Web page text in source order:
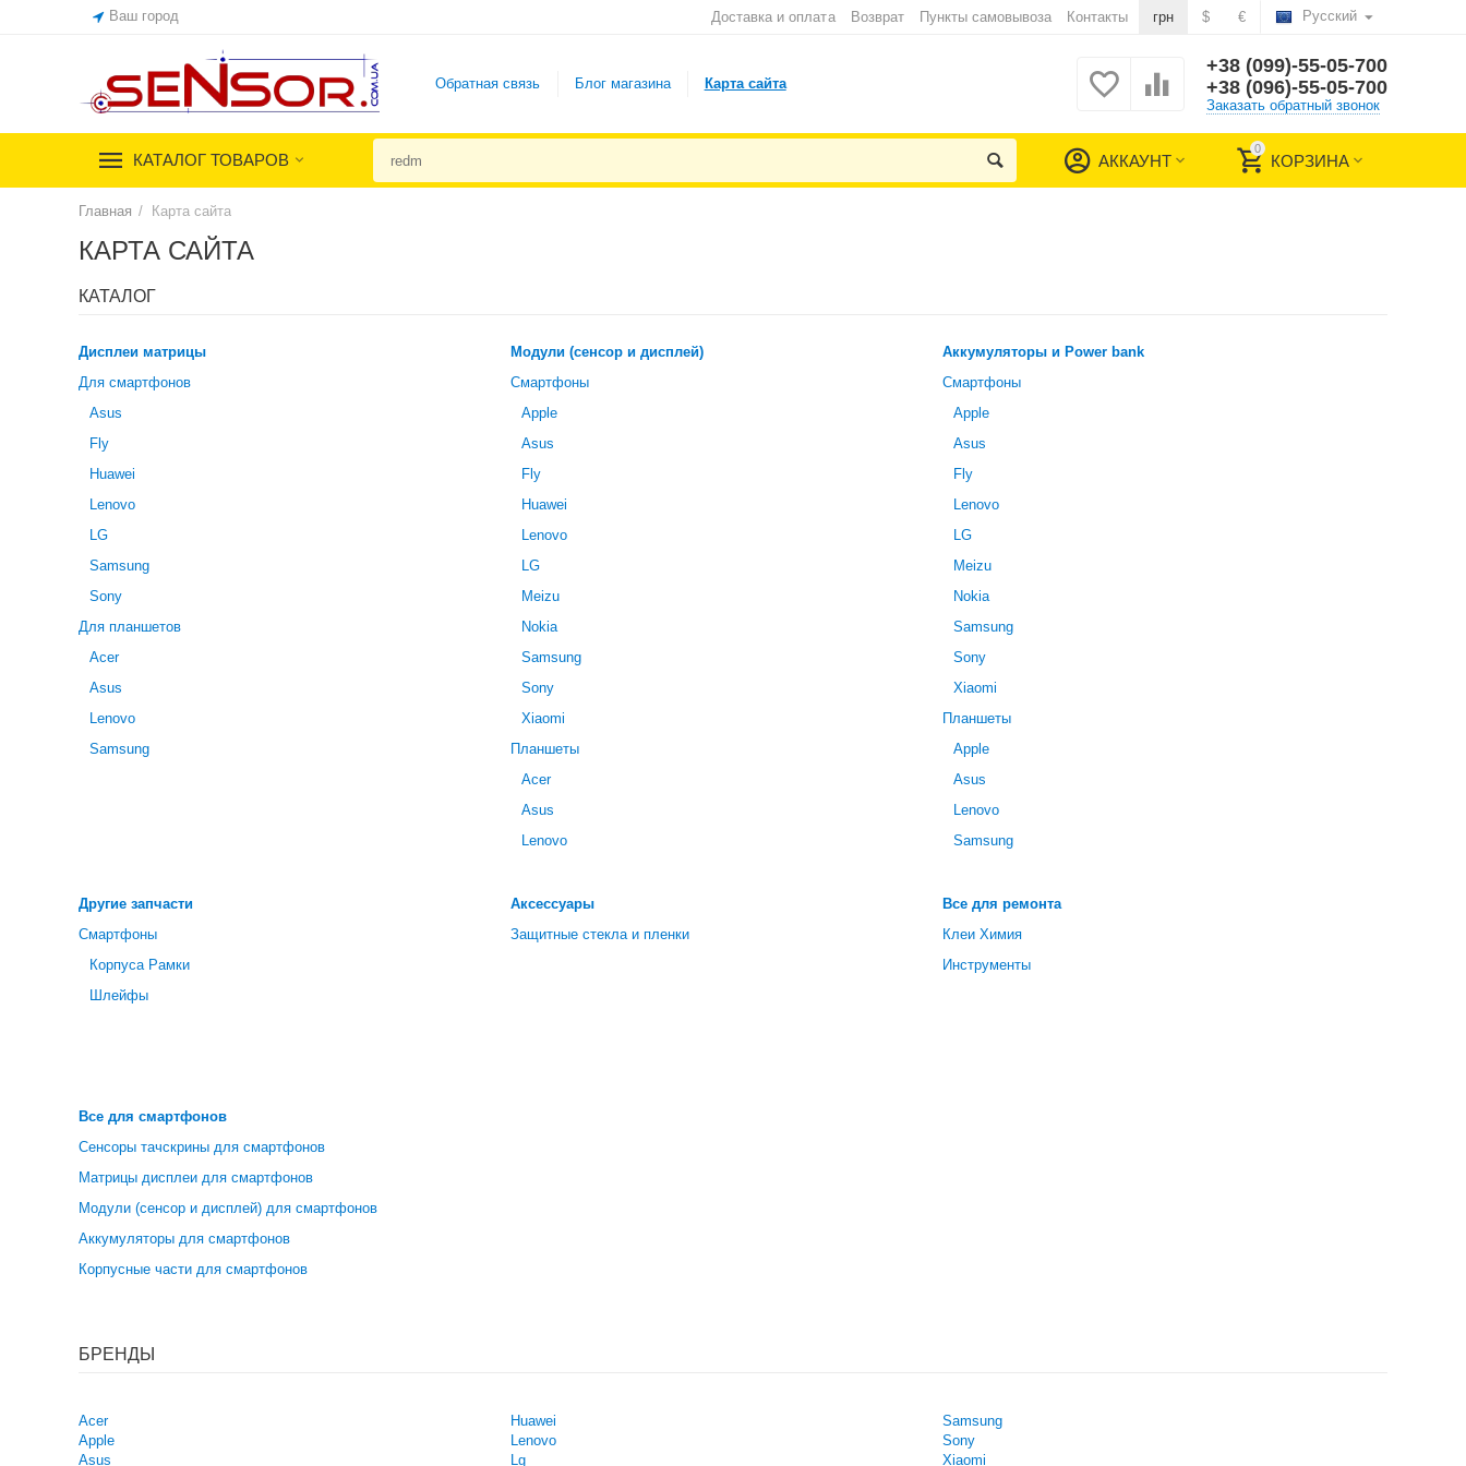
Ваш город Русский
грн $ €
Доставка и оплата Возврат Пункты самовывоза Контакты
Обратная связь Блог магазина Карта сайта
+38 (099)-55-05-700
+38 (096)-55-05-700
Заказать обратный звонок
КАТАЛОГ ТОВАРОВ
0
КОРЗИНА
АККАУНТ
Главная / Карта сайта
КАРТА САЙТА
КАТАЛОГ
Дисплеи матрицы
Для смартфонов
Asus
Fly
Huawei
Lenovo
LG
Samsung
Sony
Для планшетов
Acer
Asus
Lenovo
Samsung
Модули (сенсор и дисплей)
Смартфоны
Apple
Asus
Fly
Huawei
Lenovo
LG
Meizu
Nokia
Samsung
Sony
Xiaomi
Планшеты
Acer
Asus
Lenovo
Аккумуляторы и Power bank
Смартфоны
Apple
Asus
Fly
Lenovo
LG
Meizu
Nokia
Samsung
Sony
Xiaomi
Планшеты
Apple
Asus
Lenovo
Samsung
Другие запчасти
Смартфоны
Корпуса Рамки
Шлейфы
Аксессуары
Защитные стекла и пленки
Все для ремонта
Клеи Химия
Инструменты
Все для смартфонов
Сенсоры тачскрины для смартфонов
Матрицы дисплеи для смартфонов
Модули (сенсор и дисплей) для смартфонов
Аккумуляторы для смартфонов
Корпусные части для смартфонов
БРЕНДЫ
Acer
Apple
Asus
Huawei
Lenovo
Lg
Samsung
Sony
Xiaomi